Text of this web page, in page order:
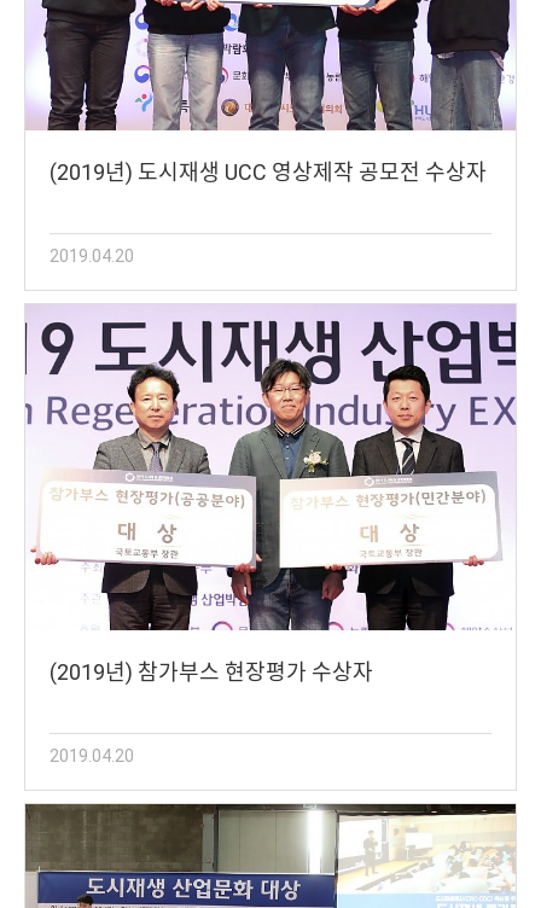
(2019년) 도시재생 UCC 영상제작 공모전 수상자
2019.04.20
(2019년) 참가부스 현장평가 수상자
2019.04.20